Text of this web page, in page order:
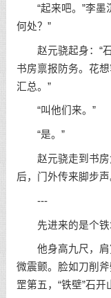
“起来吧。”李墨
何处？”
赵元骁起身：“石
书房禀报防务。花
汇总。”
“叫他们来。”
“是。”
赵元骁走到书房
后，门外传来脚步声
---
先进来的是个铁
他身高九尺，肩
微震颤。脸如刀削
罡第五，“铁壁”石开